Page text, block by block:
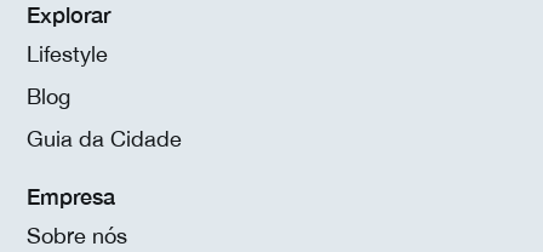
Explorar
Lifestyle
Blog
Guia da Cidade
Empresa
Sobre nós